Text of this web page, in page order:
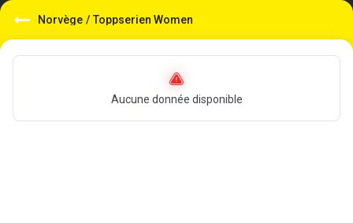
Norvège / Toppserien Women
Aucune donnée disponible